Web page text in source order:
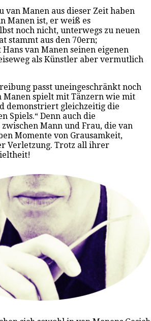
Manen aus dieser Zeit haben
Manen ist, er weiß es
noch nicht, unterwegs zu neuen
stammt aus den 70ern;
van Manen seinen eigenen
als Künstler aber vermutlich
passt uneingeschränkt noch
Manen spielt mit Tänzern wie mit
demonstriert gleichzeitig die
Spiels.“ Denn auch die
Mann und Frau, die van
Momente von Grausamkeit,
Verletzung. Trotz all ihrer